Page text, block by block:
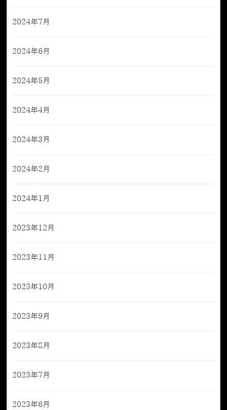
2024年7月
2024年6月
2024年5月
2024年4月
2024年3月
2024年2月
2024年1月
2023年12月
2023年11月
2023年10月
2023年9月
2023年8月
2023年7月
2023年6月